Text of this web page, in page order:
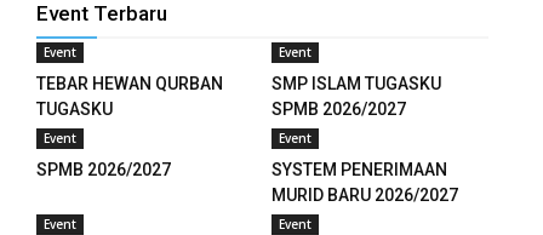
Event Terbaru
Event
TEBAR HEWAN QURBAN
TUGASKU
Event
SMP ISLAM TUGASKU
SPMB 2026/2027
Event
SPMB 2026/2027
Event
SYSTEM PENERIMAAN
MURID BARU 2026/2027
Event Event